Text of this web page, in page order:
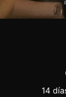
14